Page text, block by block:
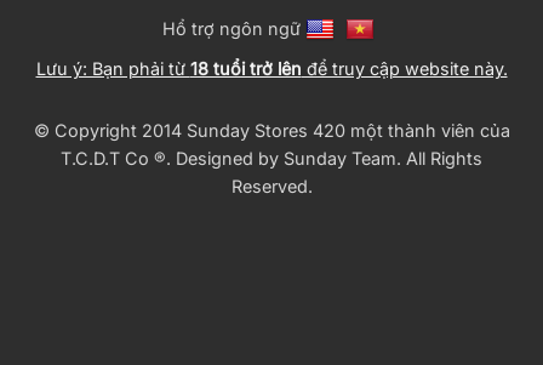
Hổ trợ ngôn ngữ
Lưu ý: Bạn phải từ 18 tuổi trở lên để truy cập website này.
© Copyright 2014 Sunday Stores 420 một thành viên của
T.C.D.T Co ®️. Designed by Sunday Team. All Rights
Reserved.